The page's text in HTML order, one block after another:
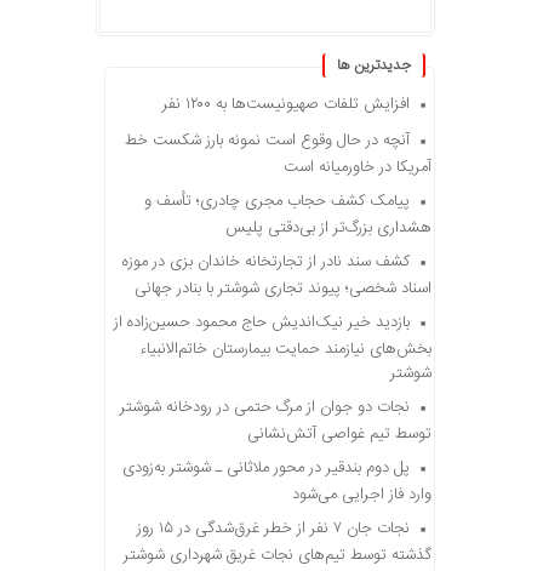
جديدترين ها
افزایش تلفات صهیونیست‌ها به ۱۲۰۰ نفر
آنچه در حال وقوع است نمونه بارز شکست خط
آمریکا در خاورمیانه است
پیامک کشف حجاب مجری چادری؛ تأسف و
هشداری بزرگ‌تر از بی‌دقتی پلیس
کشف سند نادر از تجارتخانه خاندان بزی در موزه
اسناد شخصی؛ پیوند تجاری شوشتر با بنادر جهانی
بازدید خیر نیک‌اندیش حاج محمود حسین‌زاده از
بخش‌های نیازمند حمایت بیمارستان خاتم‌الانبیاء
شوشتر
نجات دو جوان از مرگ حتمی در رودخانه شوشتر
توسط تیم غواصی آتش‌نشانی
پل دوم بندقیر در محور ملاثانی ـ شوشتر به‌زودی
وارد فاز اجرایی می‌شود
نجات جان ۷ نفر از خطر غرق‌شدگی در ۱۵ روز
گذشته توسط تیم‌های نجات غریق شهرداری شوشتر